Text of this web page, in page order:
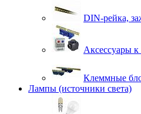
DIN-рейка,
Аксессуары к
Клеммные
Лампы (источники света)